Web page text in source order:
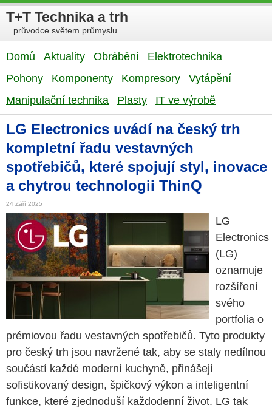
T+T Technika a trh
...průvodce světem průmyslu
Domů Aktuality Obrábění
Elektrotechnika
Pohony
Komponenty Kompresory
Vytápění
Manipulační technika
Plasty IT ve výrobě
LG Electronics uvádí na český trh
kompletní řadu vestavných
spotřebičů, které spojují styl, inovace
a chytrou technologii ThinQ
24 Září 2025
LG
Electronics
(LG)
oznamuje
rozšíření
svého
portfolia o
prémiovou řadu vestavných spotřebičů. Tyto produkty
pro český trh jsou navržené tak, aby se staly nedílnou
součástí každé moderní kuchyně, přinášejí
sofistikovaný design, špičkový výkon a inteligentní
funkce, které zjednoduší každodenní život. LG tak